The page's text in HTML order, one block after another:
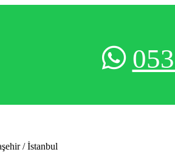
/ İstanbul